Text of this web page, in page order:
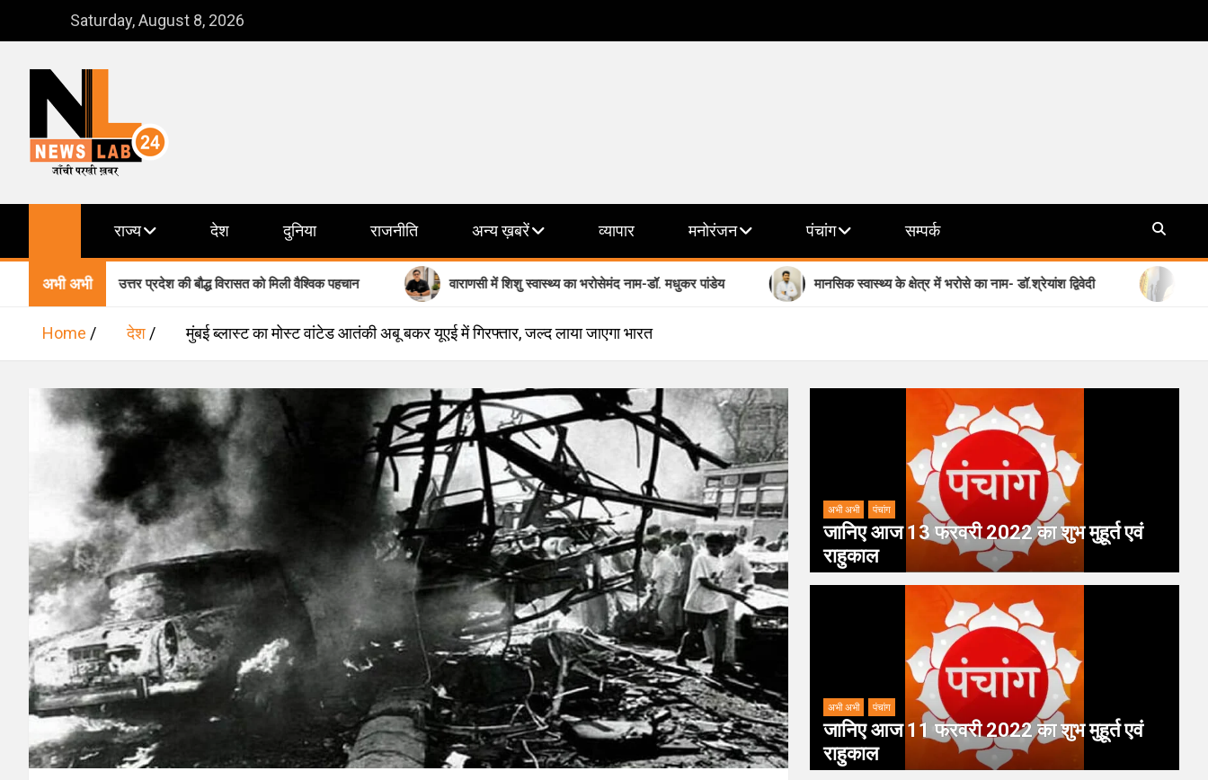
Saturday, August 8, 2026
NewsLab24
राज्य देश दुनिया राजनीति अन्य ख़बरें व्यापार मनोरंजन पंचांग सम्पर्क
अभी अभी
उत्तर प्रदेश की बौद्ध विरासत को मिली वैश्विक पहचान वाराणसी में शिशु स्वास्थ्य का भरोसेमंद नाम-डॉ. मधुकर पांडेय मानसिक स्वास्थ्य के क्षेत्र में भरोसे का नाम- डॉ.श्रेयांश द्विवेदी योगी सरकार की
Home देश मुंबई ब्लास्ट का मोस्‍ट वांटेड आतंकी अबू बकर यूएई में गिरफ्तार, जल्‍द लाया जाएगा भारत
अभी अभी पंचांग
जानिए आज 13 फरवरी 2022 का शुभ मुहूर्त एवं
राहुकाल
अभी अभी पंचांग
जानिए आज 11 फरवरी 2022 का शुभ मुहूर्त एवं
राहुकाल